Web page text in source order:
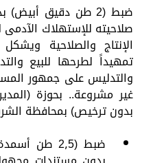
ضبط (2 طن دقيق
صلاحيته للإستهلاك
الإنتاج والصلاحية
تمهيداً لطرحها للبيع
والتدليس على جمهور
غير مشروعة.. بحوزة
بدون ترخيص) بمحافظة
ضبط (2٫5 طن